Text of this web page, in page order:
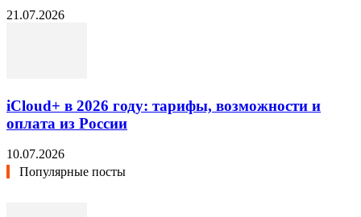
21.07.2026
iCloud+ в 2026 году: тарифы, возможности и
оплата из России
10.07.2026
Популярные посты